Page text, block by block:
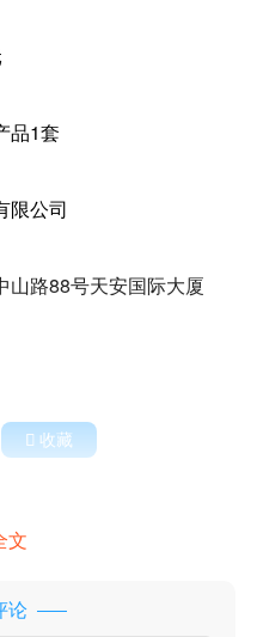
品1套
限公司
山路88号天安国际大厦
 收藏
文
论